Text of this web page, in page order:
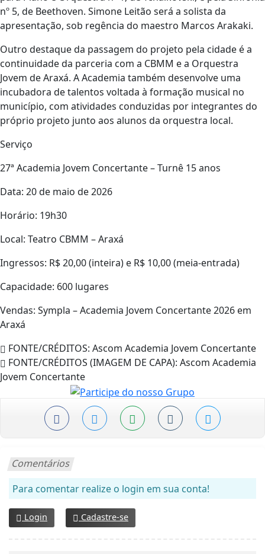
nº 5, de Beethoven. Simone Leitão será a solista da
apresentação, sob regência do maestro Marcos Arakaki.
Outro destaque da passagem do projeto pela cidade é a
continuidade da parceria com a CBMM e a Orquestra
Jovem de Araxá. A Academia também desenvolve uma
incubadora de talentos voltada à formação musical no
município, com atividades conduzidas por integrantes do
próprio projeto junto aos alunos da orquestra local.
Serviço
27ª Academia Jovem Concertante – Turnê 15 anos
Data: 20 de maio de 2026
Horário: 19h30
Local: Teatro CBMM – Araxá
Ingressos: R$ 20,00 (inteira) e R$ 10,00 (meia-entrada)
Capacidade: 600 lugares
Vendas: Sympla – Academia Jovem Concertante 2026 em
Araxá
FONTE/CRÉDITOS: Ascom Academia Jovem Concertante
FONTE/CRÉDITOS (IMAGEM DE CAPA): Ascom Academia
Jovem Concertante
Comentários
Para comentar realize o login em sua conta!
Login Cadastre-se